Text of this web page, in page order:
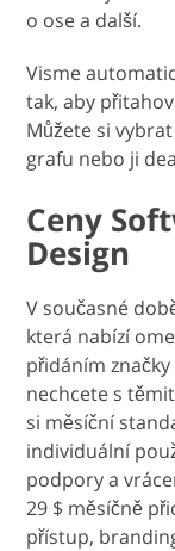
o ose a další.
Visme
tak, aby
Můžete si
grafu nebo ji
Ceny
Design
V současné
která nabízí
přidáním
nechcete s
si měsíční
individuální
podpory a
29 $ měsíčně
přístup,